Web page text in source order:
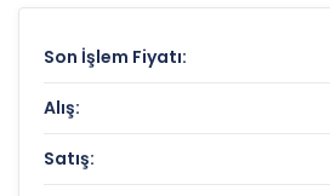
Son İşlem Fiyatı:
Alış:
Satış: